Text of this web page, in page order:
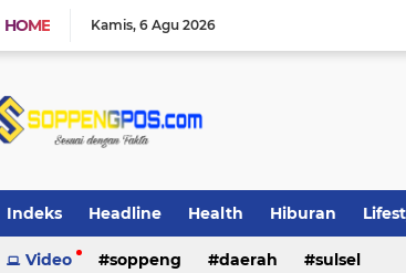
HOME Kamis 6 Agu 2026
Indeks Headline Health Hiburan
Video soppeng daerah sulsel